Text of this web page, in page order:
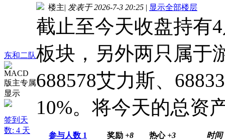
东和二队
签到天
数: 4 天
楼主| 发表于 2026-7-3 20:25 | 显示全部楼层
截止至今天收盘持有
板块，另外两只属于
688578艾力斯、
10%。将今天的总资
参与人数 1 奖励 +8 热心 +3
时间